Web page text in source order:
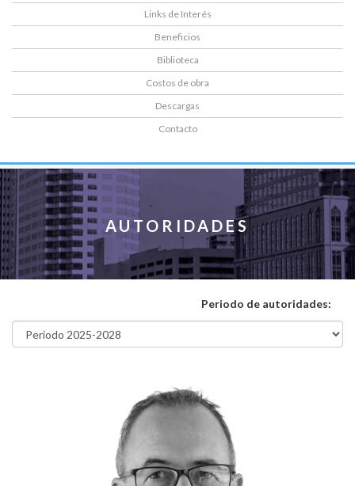
Links de Interés
Beneficios
Biblioteca
Costos de obra
Descargas
Contacto
AUTORIDADES
Periodo de autoridades: